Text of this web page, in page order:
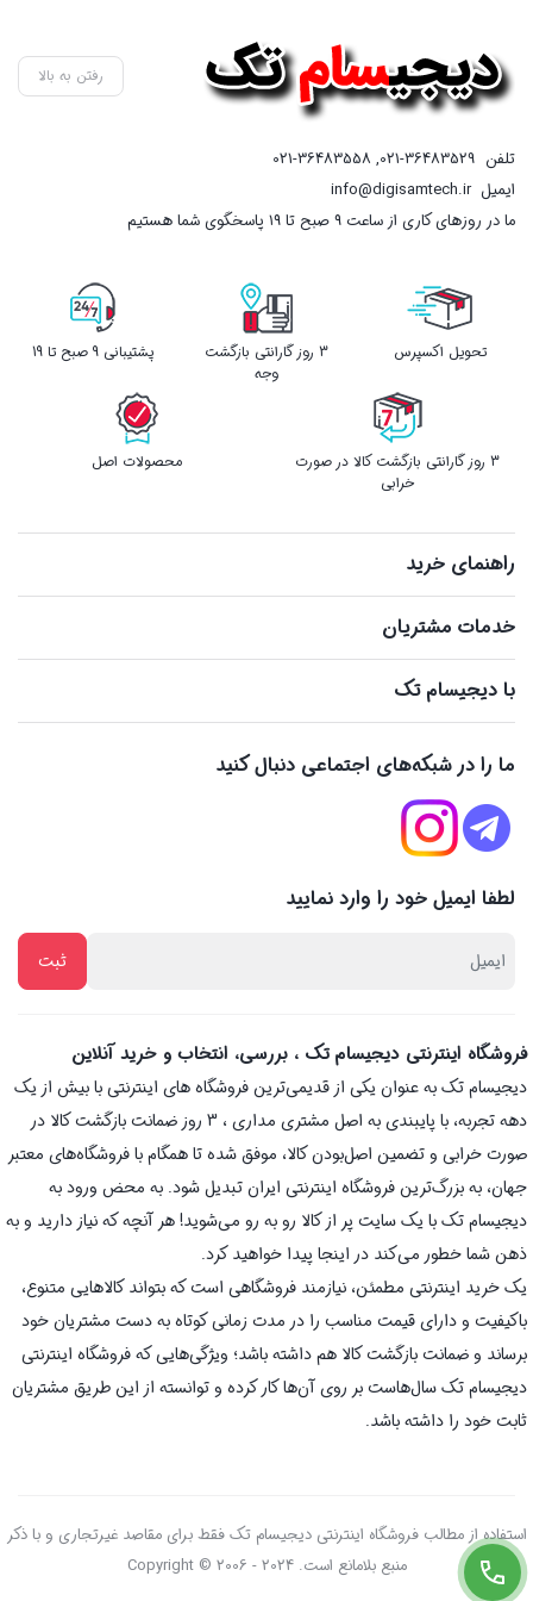
رفتن به بالا
تلفن 021-36483529
,
021-36483558
ایمیلinfo@digisamtech.ir
ما در روزهای کاری از ساعت ۹ صبح تا ۱۹ پاسخگوی شما هستیم
تحویل اکسپرس
3 روز گارانتی بازگشت
وجه
پشتیبانی 9 صبح تا 19
3 روز گارانتی بازگشت کالا در صورت
خرابی
محصولات اصل
راهنمای خرید
خدمات مشتریان
با دیجیسام تک
ما را در شبکه‌های اجتماعی دنبال کنید
لطفا ایمیل خود را وارد نمایید
فروشگاه اینترنتی دیجیسام تک ، بررسی، انتخاب و خرید آنلاین
دیجیسام تک به عنوان یکی از قدیمی‌ترین فروشگاه های اینترنتی با بیش از یک
دهه تجربه، با پایبندی به اصل مشتری مداری ، 3 روز ضمانت بازگشت کالا در
صورت خرابی و تضمین اصل‌بودن کالا، موفق شده تا همگام با فروشگاه‌های معتبر
جهان، به بزرگ‌ترین فروشگاه اینترنتی ایران تبدیل شود. به محض ورود به
دیجیسام تک با یک سایت پر از کالا رو به رو می‌شوید! هر آنچه که نیاز دارید و به
ذهن شما خطور می‌کند در اینجا پیدا خواهید کرد.
یک خرید اینترنتی مطمئن، نیازمند فروشگاهی است که بتواند کالاهایی متنوع،
باکیفیت و دارای قیمت مناسب را در مدت زمانی کوتاه به دست مشتریان خود
برساند و ضمانت بازگشت کالا هم داشته باشد؛ ویژگی‌هایی که فروشگاه اینترنتی
دیجیسام تک سال‌هاست بر روی آن‌ها کار کرده و توانسته از این طریق مشتریان
ثابت خود را داشته باشد.
استفاده از مطالب فروشگاه اینترنتی دیجیسام تک فقط برای مقاصد غیرتجاری و با ذکر
منبع بلامانع است. Copyright © 2006 - 2024